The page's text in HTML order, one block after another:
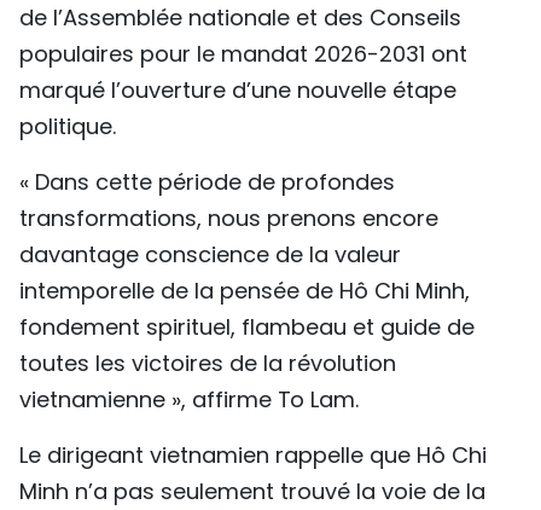
de l’Assemblée nationale et des Conseils
populaires pour le mandat 2026-2031 ont
marqué l’ouverture d’une nouvelle étape
politique.
« Dans cette période de profondes
transformations, nous prenons encore
davantage conscience de la valeur
intemporelle de la pensée de Hô Chi Minh,
fondement spirituel, flambeau et guide de
toutes les victoires de la révolution
vietnamienne », affirme To Lam.
Le dirigeant vietnamien rappelle que Hô Chi
Minh n’a pas seulement trouvé la voie de la